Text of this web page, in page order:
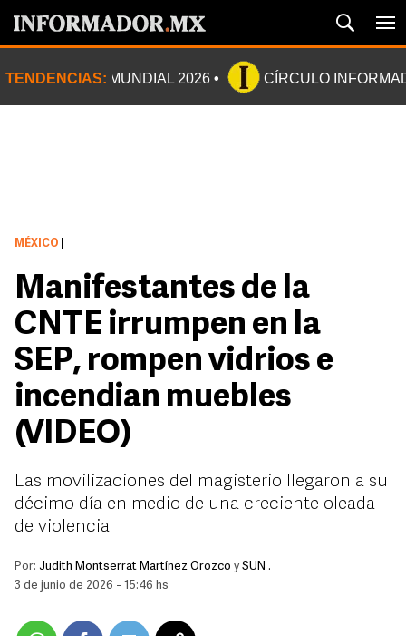
TENDENCIAS: MUNDIAL 2026 CÍRCULO
MÉXICO
Manifestantes de la
CNTE irrumpen en la
SEP, rompen vidrios e
incendian muebles
(VIDEO)
Las movilizaciones del magisterio llegaron a su
décimo día en medio de una creciente oleada
de violencia
Por: Judith Montserrat Martínez Orozco y SUN .
3 de junio de 2026 - 15:46 hs